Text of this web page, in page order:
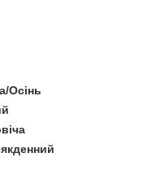
Осінь